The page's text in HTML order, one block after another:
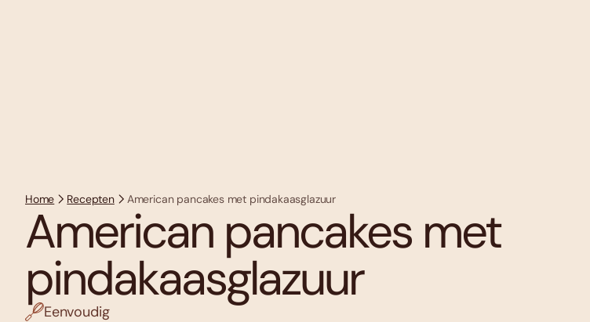
Home Recepten American pancakes met pindakaasglazuur
American pancakes met
pindakaasglazuur
Eenvoudig